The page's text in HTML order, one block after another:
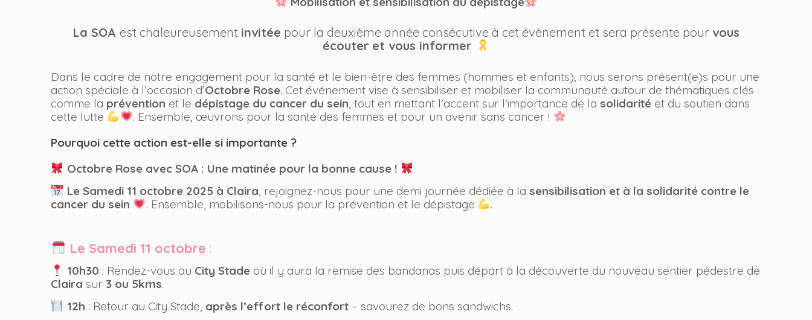
La SOA est chaleureusement invitée pour la deuxième année consécutive à cet évènement et sera présente pour vous
écouter et vous informer
Dans le cadre de notre engagement pour la santé et le bien-être des femmes (hommes et enfants), nous serons présent(e)s pour une
action spéciale à l’occasion d’Octobre Rose. Cet événement vise à sensibiliser et mobiliser la communauté autour de thématiques clés
comme la prévention et le dépistage du cancer du sein, tout en mettant l’accent sur l’importance de la solidarité et du soutien dans
cette lutte
. Ensemble, œuvrons pour la santé des femmes et pour un avenir sans cancer !
Pourquoi cette action est-elle si importante ?
Octobre Rose avec SOA : Une matinée pour la bonne cause !
Le Samedi 11 octobre 2025 à Claira, rejoignez-nous pour une demi journée dédiée à la sensibilisation et à la solidarité contre le
cancer du sein
. Ensemble, mobilisons-nous pour la prévention et le dépistage .
Le Samedi 11 octobre :
10h30 : Rendez-vous au City Stadeoù il y aura la remise des bandanas puis départ à la découverte du nouveau sentier pédestre de
Claira sur 3 ou 5kms.
12h : Retour au City Stade, après l’effort le réconfort– savourez de bons sandwichs.